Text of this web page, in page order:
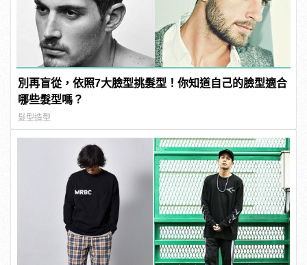
別再盲從，依照7大臉型挑髮型！你知道自己的臉型適合
哪些髮型嗎？
髮型造型